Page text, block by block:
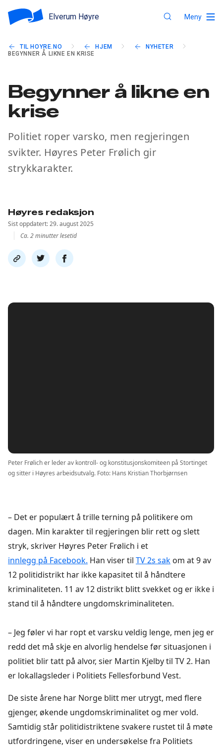
Elverum Høyre Meny
TIL HOYRE.NO HJEM
NYHETER
BEGYNNER Å LIKNE EN KRISE
Begynner å likne en
krise
Politiet roper varsko, men regjeringen
svikter. Høyres Peter Frølich gir
strykkarakter.
Høyres redaksjon
Sist oppdatert: 29. august 2025
Ca. 2 minutter lesetid
Del
link
Del
på
Del
på
Peter Frølich er leder av kontroll- og konstitusjonskomiteen på Stortinget
og sitter i Høyres arbeidsutvalg. Foto: Hans Kristian Thorbjørnsen
– Det er populært å trille terning på politikere om
dagen. Min karakter til regjeringen blir rett og slett
stryk, skriver Høyres Peter Frølich i et
innlegg på Facebook. Han viser til TV 2s sak om at 9 av
12 politidistrikt har ikke kapasitet til å håndtere
kriminaliteten. 11 av 12 distrikt blitt svekket og er ikke i
stand til å håndtere ungdomskriminaliteten.
– Jeg føler vi har ropt et varsku veldig lenge, men jeg er
redd det må skje en alvorlig hendelse før situasjonen i
politiet blir tatt på alvor, sier Martin Kjelby til TV 2. Han
er lokallagsleder i Politiets Fellesforbund Vest.
De siste årene har Norge blitt mer utrygt, med flere
gjenger, økende ungdomskriminalitet og mer vold.
Samtidig står politidistriktene svakere rustet til å møte
utfordringene, viser en undersøkelse fra Politiets